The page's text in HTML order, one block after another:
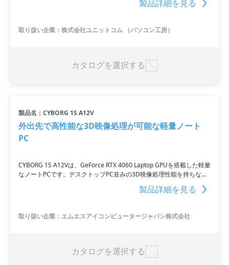
快適。さらに、送料無料で即納可能なモデルやカスタム可能なBTOモ
ーズは、ビジネスに最適な選択肢です。
製品詳細を見る
取り扱い企業：株式会社ユニットコム （パソコン工房）
カタログを選択する
製品名：CYBORG 1S A12V
外出先で高性能な3D映像処理が可能な軽量ノート
PC
CYBORG 1S A12Vは、GeForce RTX 4060 Laptop GPUを搭載した軽量
なノートPCです。デスクトップPC並みの3D映像処理性能を持ちなが
ら、薄型デザインで外出先でも利用できます。動画や画像編集、3Dデ
ザイン、ゲーム開発など幅広い用途に活躍。Core i5-12450Hによる高
運びたい方や限られたスペースでの3Dデザインに最適な製品です。
製品詳細を見る
取り扱い企業：エムエスアイコンピュータージャパン株式会社
カタログを選択する